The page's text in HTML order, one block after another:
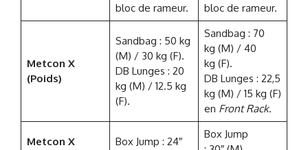
bloc de rameur.
bloc de rameur.
Metcon X
(Poids)
Sandbag : 50 kg
(M) / 30 kg (F).
DB Lunges : 20
kg (M) / 12.5 kg
(F).
Sandbag : 70
kg (M) / 40
kg (F).
DB Lunges : 22,5
kg (M) / 15 kg (F)
en Front Rack.
Metcon X
Box Jump : 24″
Box Jump